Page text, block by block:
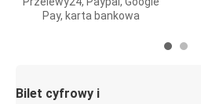
Pay, karta bankowa
Bilet cyfrowy i